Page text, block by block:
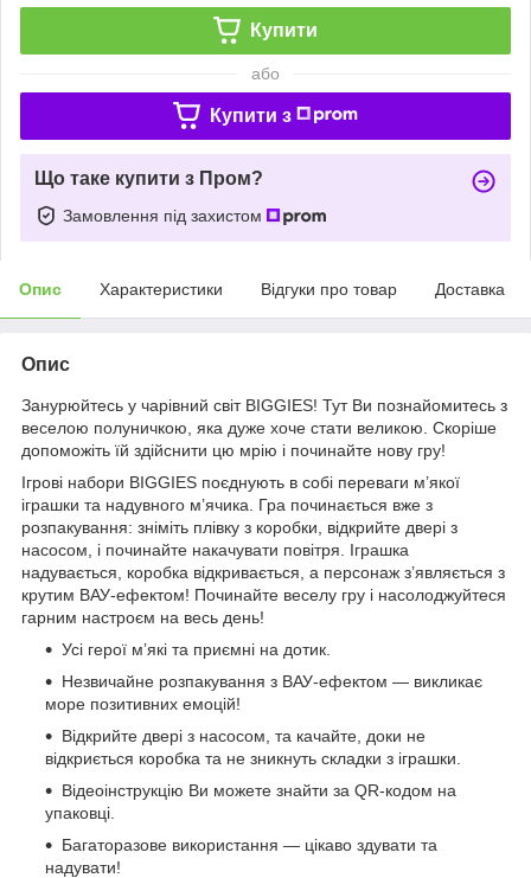
Купити
або
Купити з
Що таке купити з Пром?
Замовлення під захистом
Опис Характеристики Відгуки про товар Доставка
Опис
Занурюйтесь у чарівний світ BIGGIES! Тут Ви познайомитесь з
веселою полуничкою, яка дуже хоче стати великою. Скоріше
допоможіть їй здійснити цю мрію і починайте нову гру!
Ігрові набори BIGGIES поєднують в собі переваги м’якої
іграшки та надувного м’ячика. Гра починається вже з
розпакування: зніміть плівку з коробки, відкрийте двері з
насосом, і починайте накачувати повітря. Іграшка
надувається, коробка відкривається, а персонаж з’являється з
крутим ВАУ-ефектом! Починайте веселу гру і насолоджуйтеся
гарним настроєм на весь день!
Усі герої м’які та приємні на дотик.
Незвичайне розпакування з ВАУ-ефектом — викликає
море позитивних емоцій!
Відкрийте двері з насосом, та качайте, доки не
відкриється коробка та не зникнуть складки з іграшки.
Відеоінструкцію Ви можете знайти за QR-кодом на
упаковці.
Багаторазове використання — цікаво здувати та
надувати!